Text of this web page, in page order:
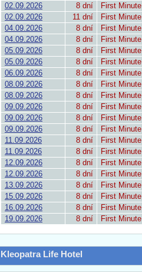
02.09.2026
8 dní First Minute
02.09.2026
11 dní First Minute
04.09.2026
8 dní First Minute
04.09.2026
8 dní First Minute
05.09.2026
8 dní First Minute
05.09.2026
8 dní First Minute
06.09.2026
8 dní First Minute
08.09.2026
8 dní First Minute
08.09.2026
8 dní First Minute
09.09.2026
8 dní First Minute
09.09.2026
8 dní First Minute
09.09.2026
8 dní First Minute
11.09.2026
8 dní First Minute
11.09.2026
8 dní First Minute
12.09.2026
8 dní First Minute
12.09.2026
8 dní First Minute
13.09.2026
8 dní First Minute
15.09.2026
8 dní First Minute
16.09.2026
8 dní First Minute
19.09.2026
8 dní First Minute
Kleopatra Life Hotel